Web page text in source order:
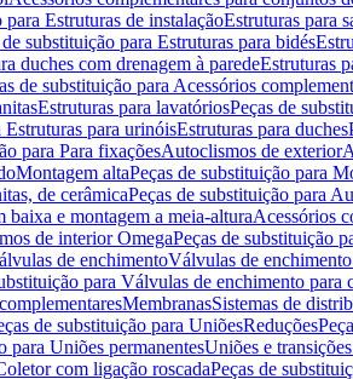
para Estruturas de instalaçãoEstruturas para
de substituição para Estruturas para bidés
duches com drenagem à paredeEstruturas
de substituição para Acessórios
Estruturas para lavatóriosPeças de
Estruturas para urinóisEstruturas para duches
para Para fixaçõesAutoclismos de exterior
Montagem altaPeças de substituição para
de cerâmicaPeças de substituição para
baixa e montagem a meia-alturaAcessórios
de interior OmegaPeças de substituição
de enchimentoVálvulas de
para Válvulas de enchimento para
MembranasSistemas de
de substituição para UniõesReduções
para Uniões permanentesUniões e
com ligação roscadaPeças de